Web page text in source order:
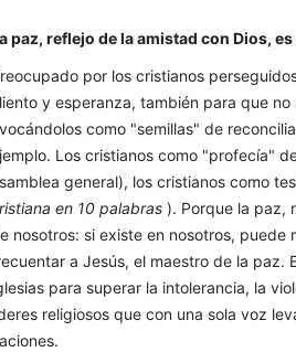
paz, reflejo de la amistad con Dios,
por los cristianos
y esperanza, también para que
como "semillas" de
Los cristianos como "profecía"
general), los cristianos como
en 10 palabras ). Porque la paz,
nosotros: si existe en nosotros, puede
a Jesús, el maestro de la paz.
para superar la intolerancia, la
religiosos que con una sola voz